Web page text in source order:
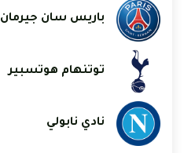
باريس سان جيرمان
توتنهام هوتسبير
نادي نابولي